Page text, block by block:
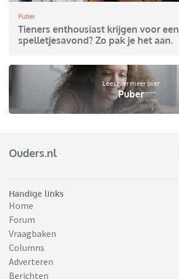
Puber
Tieners enthousiast krijgen voor een
spelletjesavond? Zo pak je het aan.
Lees hier meer over
Puber
Ouders.nl
Handige links
Home
Forum
Vraagbaken
Columns
Adverteren
Berichten